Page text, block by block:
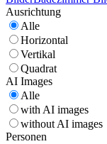
Ausrichtung
Alle
Horizontal
Vertikal
Quadrat
AI Images
Alle
with AI images
without AI images
Personen